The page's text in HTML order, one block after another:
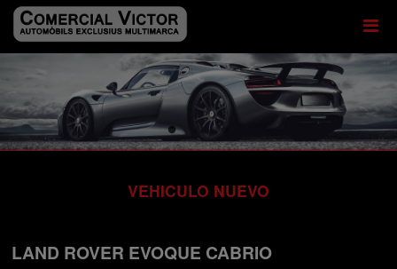
VEHICULO NUEVO
LAND ROVER EVOQUE CABRIO